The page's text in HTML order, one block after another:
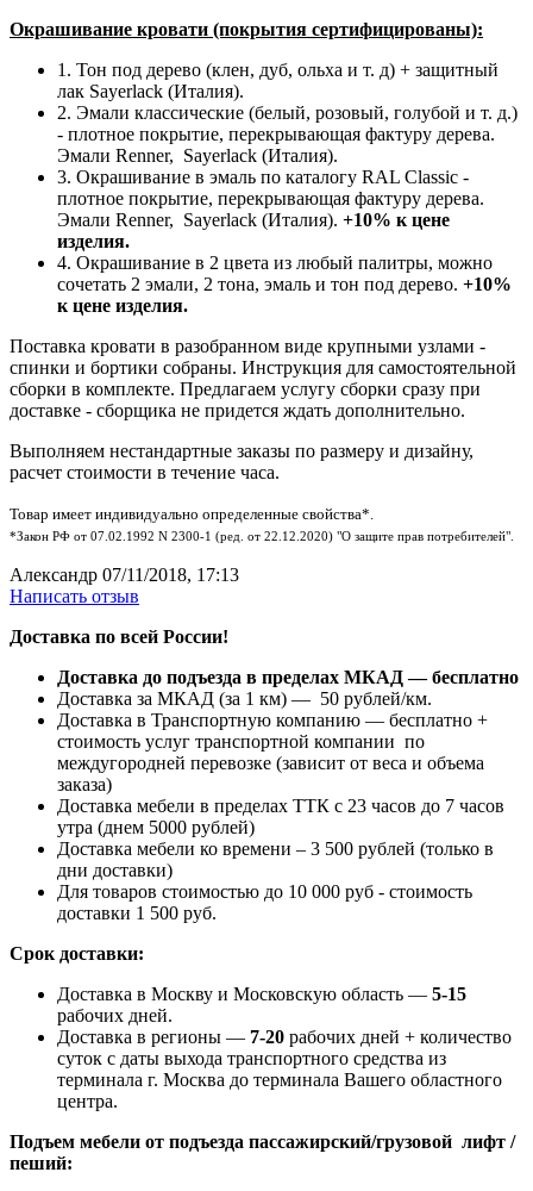
Окрашивание кровати (покрытия сертифицированы):
1. Тон под дерево (клен, дуб, ольха и т. д) + защитный
лак Sayerlack (Италия).
2. Эмали классические (белый, розовый, голубой и т. д.)
- плотное покрытие, перекрывающая фактуру дерева.
Эмали Renner, Sayerlack (Италия).
3. Окрашивание в эмаль по каталогу RAL Classic -
плотное покрытие, перекрывающая фактуру дерева.
Эмали Renner, Sayerlack (Италия). +10% к цене
изделия.
4. Окрашивание в 2 цвета из любый палитры, можно
сочетать 2 эмали, 2 тона, эмаль и тон под дерево. +10%
к цене изделия.
Поставка кровати в разобранном виде крупными узлами -
спинки и бортики собраны. Инструкция для самостоятельной
сборки в комплекте. Предлагаем услугу сборки сразу при
доставке - сборщика не придется ждать дополнительно.
Выполняем нестандартные заказы по размеру и дизайну,
расчет стоимости в течение часа.
Товар имеет индивидуально определенные свойства*.
*Закон РФ от 07.02.1992 N 2300-1 (ред. от 22.12.2020) "О защите прав потребителей".
Александр 07/11/2018, 17:13
Написать отзыв
Доставка по всей России!
Доставка до подъезда в пределах МКАД — бесплатно
Доставка за МКАД (за 1 км) — 50 рублей/км.
Доставка в Транспортную компанию — бесплатно +
стоимость услуг транспортной компании по
междугородней перевозке (зависит от веса и объема
заказа)
Доставка мебели в пределах ТТК с 23 часов до 7 часов
утра (днем 5000 рублей)
Доставка мебели ко времени – 3 500 рублей (только в
дни доставки)
Для товаров стоимостью до 10 000 руб - стоимость
доставки 1 500 руб.
Срок доставки:
Доставка в Москву и Московскую область — 5-15
рабочих дней.
Доставка в регионы — 7-20 рабочих дней + количество
суток с даты выхода транспортного средства из
терминала г. Москва до терминала Вашего областного
центра.
Подъем мебели от подъезда пассажирский/грузовой лифт /
пеший: